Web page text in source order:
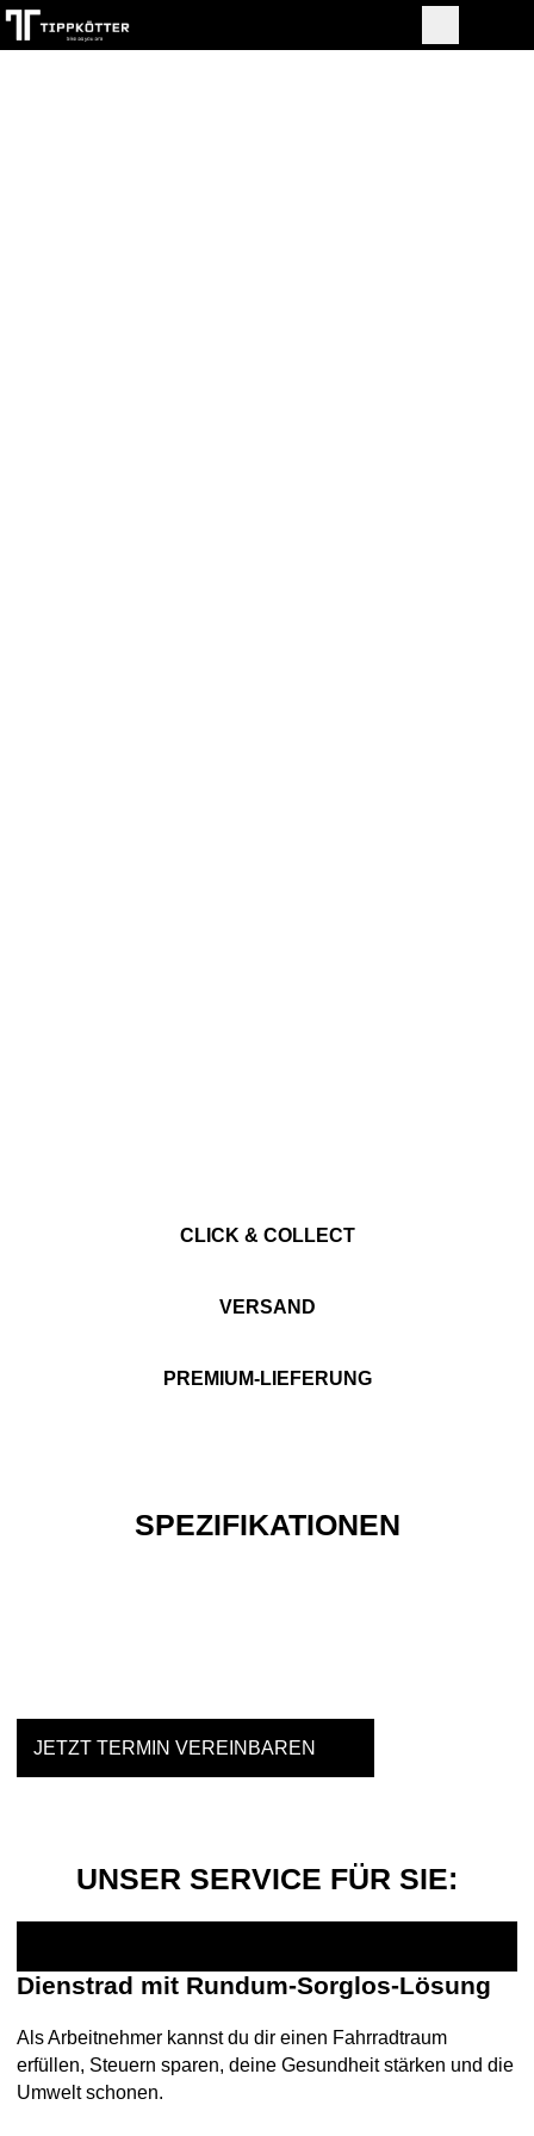
CLICK & COLLECT
VERSAND
PREMIUM-LIEFERUNG
SPEZIFIKATIONEN
JETZT TERMIN VEREINBAREN
UNSER SERVICE FÜR SIE:
Dienstrad mit Rundum-Sorglos-Lösung
Als Arbeitnehmer kannst du dir einen Fahrradtraum
erfüllen, Steuern sparen, deine Gesundheit stärken und die
Umwelt schonen.